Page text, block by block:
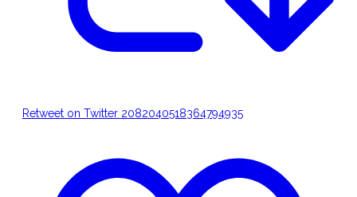
Retweet on Twitter 2082040518364794935